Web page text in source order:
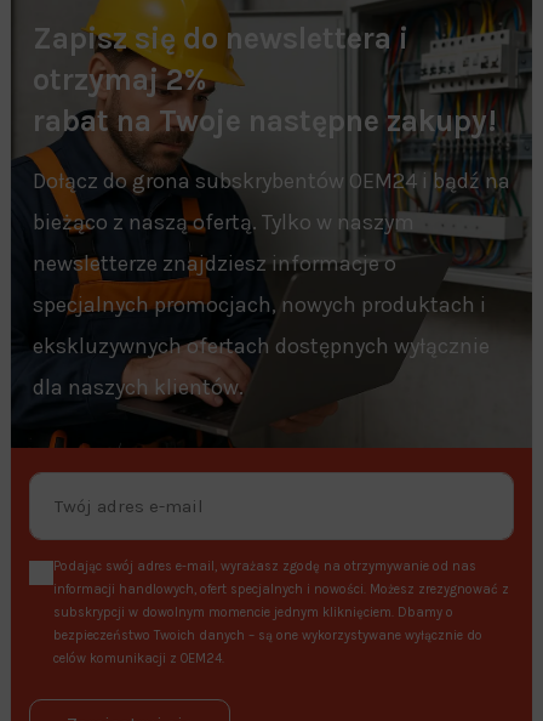
Zapisz się do newslettera i
otrzymaj 2%
rabat na Twoje następne zakupy!
Dołącz do grona subskrybentów OEM24 i bądź na
bieżąco z naszą ofertą. Tylko w naszym
newsletterze znajdziesz informacje o
specjalnych promocjach, nowych produktach i
ekskluzywnych ofertach dostępnych wyłącznie
dla naszych klientów.
Podając swój adres e-mail, wyrażasz zgodę na otrzymywanie od nas
informacji handlowych, ofert specjalnych i nowości. Możesz zrezygnować z
subskrypcji w dowolnym momencie jednym kliknięciem. Dbamy o
bezpieczeństwo Twoich danych – są one wykorzystywane wyłącznie do
celów komunikacji z OEM24.